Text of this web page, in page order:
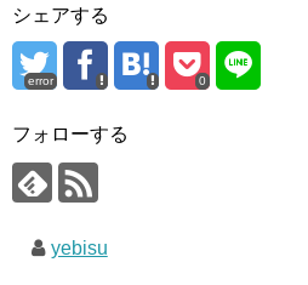
シェアする
error 0
フォローする
yebisu